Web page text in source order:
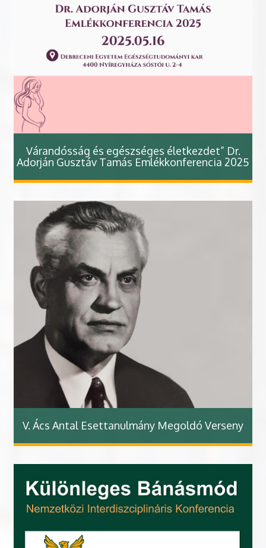
Várandósság és egészséges életkezdet” Dr.
Adorján Gusztáv Tamás Emlékkonferencia 2025
V. Ács Antal Esettanulmány Megoldó Verseny